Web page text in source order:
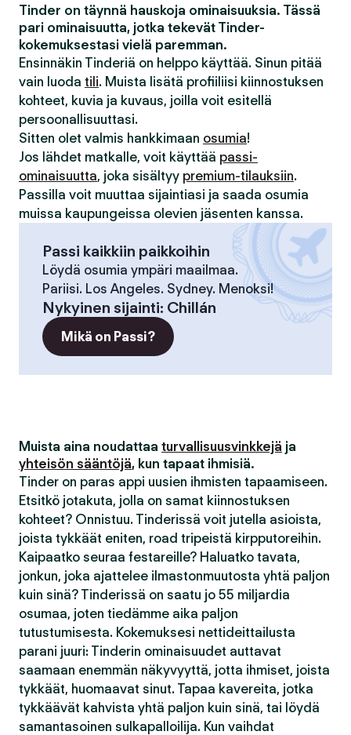
Tinder on täynnä hauskoja ominaisuuksia. Tässä
pari ominaisuutta, jotka tekevät Tinder-
kokemuksestasi vielä paremman.
Ensinnäkin Tinderiä on helppo käyttää. Sinun pitää
vain luoda tili. Muista lisätä profiiliisi kiinnostuksen
kohteet, kuvia ja kuvaus, joilla voit esitellä
persoonallisuuttasi.
Sitten olet valmis hankkimaan osumia!
Jos lähdet matkalle, voit käyttää passi-
ominaisuutta, joka sisältyy premium-tilauksiin.
Passilla voit muuttaa sijaintiasi ja saada osumia
muissa kaupungeissa olevien jäsenten kanssa.
Passi kaikkiin paikkoihin
Löydä osumia ympäri maailmaa.
Pariisi. Los Angeles. Sydney. Menoksi!
Nykyinen sijainti: Chillán
Mikä on Passi?
Muista aina noudattaa turvallisuusvinkkejä ja
yhteisön sääntöjä, kun tapaat ihmisiä.
Tinder on paras appi uusien ihmisten tapaamiseen.
Etsitkö jotakuta, jolla on samat kiinnostuksen
kohteet? Onnistuu. Tinderissä voit jutella asioista,
joista tykkäät eniten, road tripeistä kirpputoreihin.
Kaipaatko seuraa festareille? Haluatko tavata,
jonkun, joka ajattelee ilmastonmuutosta yhtä paljon
kuin sinä? Tinderissä on saatu jo 55 miljardia
osumaa, joten tiedämme aika paljon
tutustumisesta. Kokemuksesi nettideittailusta
parani juuri: Tinderin ominaisuudet auttavat
saamaan enemmän näkyvyyttä, jotta ihmiset, joista
tykkäät, huomaavat sinut. Tapaa kavereita, jotka
tykkäävät kahvista yhtä paljon kuin sinä, tai löydä
samantasoinen sulkapalloilija. Kun vaihdat